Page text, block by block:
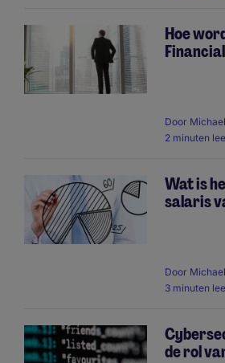
Hoe
Door
2 minuten
Wat is
salaris
Door
3 minuten
de rol